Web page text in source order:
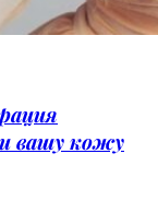
вашу кожу